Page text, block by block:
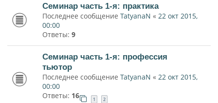
Семинар часть 1-я: практика
Последнее сообщение TatyanaN « 22 окт 2015,
00:00
Ответы: 9
Семинар часть 1-я: профессия
тьютор
Последнее сообщение TatyanaN « 22 окт 2015,
00:00
Ответы: 16 1 2